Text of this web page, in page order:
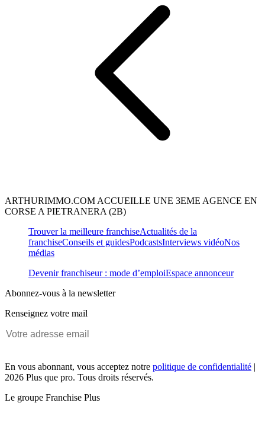
ARTHURIMMO.COM ACCUEILLE UNE 3EME AGENCE EN
CORSE A PIETRANERA (2B)
Trouver la meilleure franchiseActualités de la
franchiseConseils et guidesPodcastsInterviews vidéoNos
médias
Devenir franchiseur : mode d’emploiEspace annonceur
Abonnez-vous à la newsletter
Renseignez votre mail
En vous abonnant, vous acceptez notre politique de confidentialité |
2026 Plus que pro. Tous droits réservés.
Le groupe Franchise Plus